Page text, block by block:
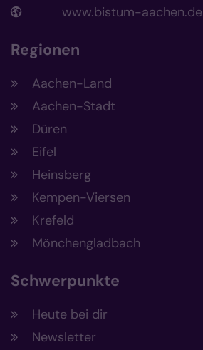
www.bistum-aachen.de
Regionen
Aachen-Land
Aachen-Stadt
Düren
Eifel
Heinsberg
Kempen-Viersen
Krefeld
Mönchengladbach
Schwerpunkte
Heute bei dir
Newsletter